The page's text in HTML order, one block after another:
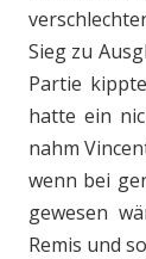
Sieg zu
Partie
hatte ein
nahm
wenn bei
gewesen
Remis und